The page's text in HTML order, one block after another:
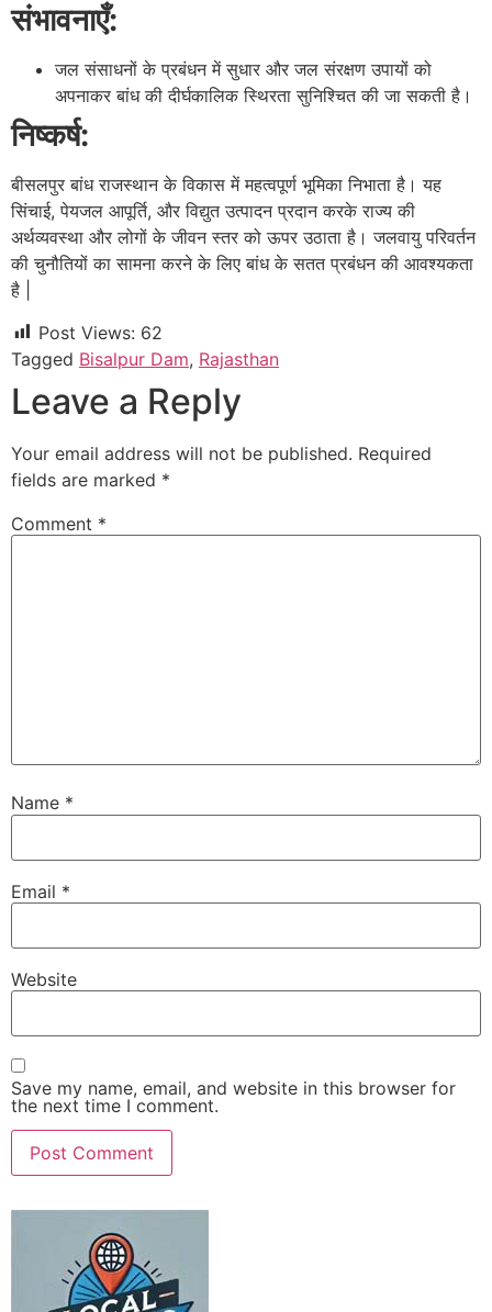
संभावनाएँ:
जल संसाधनों के प्रबंधन में सुधार और जल संरक्षण उपायों को
अपनाकर बांध की दीर्घकालिक स्थिरता सुनिश्चित की जा सकती है।
निष्कर्ष:
बीसलपुर बांध राजस्थान के विकास में महत्वपूर्ण भूमिका निभाता है। यह
सिंचाई, पेयजल आपूर्ति, और विद्युत उत्पादन प्रदान करके राज्य की
अर्थव्यवस्था और लोगों के जीवन स्तर को ऊपर उठाता है। जलवायु परिवर्तन
की चुनौतियों का सामना करने के लिए बांध के सतत प्रबंधन की आवश्यकता
है |
Post Views: 62
Tagged Bisalpur Dam, Rajasthan
Leave a Reply
Your email address will not be published. Required
fields are marked *
Comment *
Name *
Email *
Website
Save my name, email, and website in this browser for
the next time I comment.